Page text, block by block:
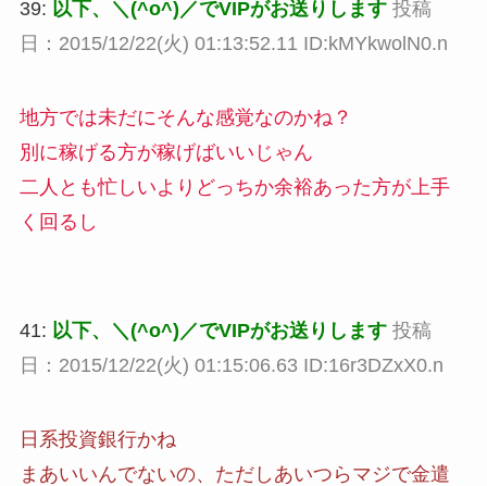
39: 以下、＼(^o^)／でVIPがお送りします 投稿
日：2015/12/22(火) 01:13:52.11 ID:kMYkwolN0.n
地方では未だにそんな感覚なのかね？
別に稼げる方が稼げばいいじゃん
二人とも忙しいよりどっちか余裕あった方が上手
く回るし
41: 以下、＼(^o^)／でVIPがお送りします 投稿
日：2015/12/22(火) 01:15:06.63 ID:16r3DZxX0.n
日系投資銀行かね
まあいいんでないの、ただしあいつらマジで金遣